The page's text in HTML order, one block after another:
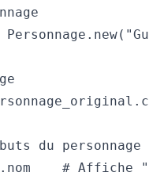
du personnage
# Affiche